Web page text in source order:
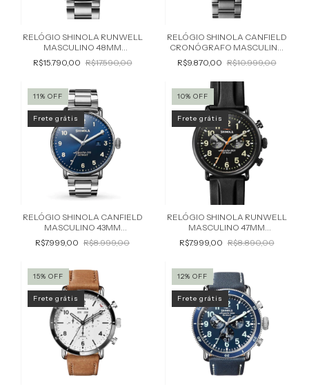
RELÓGIO SHINOLA RUNWELL
MASCULINO 48MM
S0120224028
R$15.790,00 R$17.590,00
RELÓGIO SHINOLA CANFIELD
CRONÓGRAFO MASCULINO
45MM S0120224031
R$9.870,00 R$10.999,00
11% OFF
Frete grátis
RELÓGIO SHINOLA CANFIELD
MASCULINO 43MM
S0120018331
R$7.999,00 R$8.999,00
10% OFF
Frete grátis
RELÓGIO SHINOLA RUNWELL
MASCULINO 47MM
S0120223878
R$7.999,00 R$8.890,00
15% OFF
Frete grátis
12% OFF
Frete grátis